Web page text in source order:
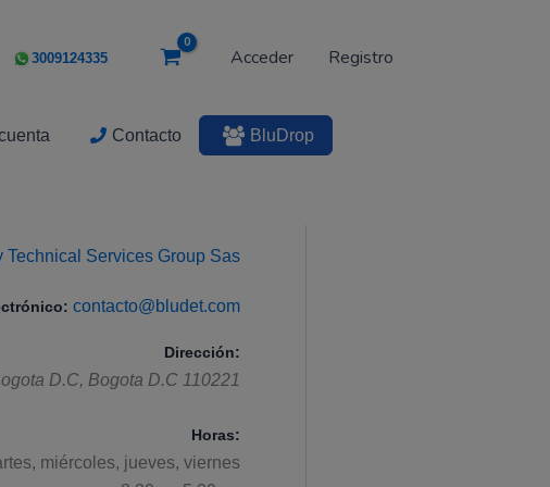
3009124335 Acceder Registro
Contacto BluDrop
Technical Services Group Sas
contacto@bludet.com
Dirección:
D.C, Bogota D.C 110221
Horas:
miércoles, jueves, viernes